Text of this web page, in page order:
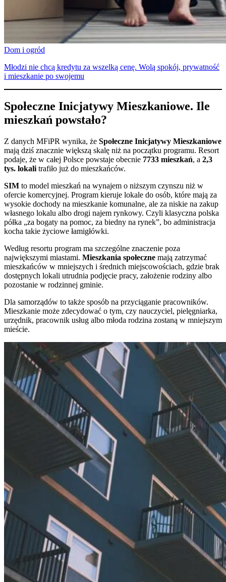
Dom i ogród
Młodzi nie chcą kredytu za wszelką cenę. Wolą spokój, prywatność
i mieszkanie po swojemu
Społeczne Inicjatywy Mieszkaniowe. Ile
mieszkań powstało?
Z danych MFiPR wynika, że Społeczne Inicjatywy Mieszkaniowe
mają dziś znacznie większą skalę niż na początku programu. Resort
podaje, że w całej Polsce powstaje obecnie 7733 mieszkań, a 2,3
tys. lokali trafiło już do mieszkańców.
SIM to model mieszkań na wynajem o niższym czynszu niż w
ofercie komercyjnej. Program kieruje lokale do osób, które mają za
wysokie dochody na mieszkanie komunalne, ale za niskie na zakup
własnego lokalu albo drogi najem rynkowy. Czyli klasyczna polska
półka „za bogaty na pomoc, za biedny na rynek”, bo administracja
kocha takie życiowe łamigłówki.
Według resortu program ma szczególne znaczenie poza
największymi miastami. Mieszkania społeczne mają zatrzymać
mieszkańców w mniejszych i średnich miejscowościach, gdzie brak
dostępnych lokali utrudnia podjęcie pracy, założenie rodziny albo
pozostanie w rodzinnej gminie.
Dla samorządów to także sposób na przyciąganie pracowników.
Mieszkanie może zdecydować o tym, czy nauczyciel, pielęgniarka,
urzędnik, pracownik usług albo młoda rodzina zostaną w mniejszym
mieście.